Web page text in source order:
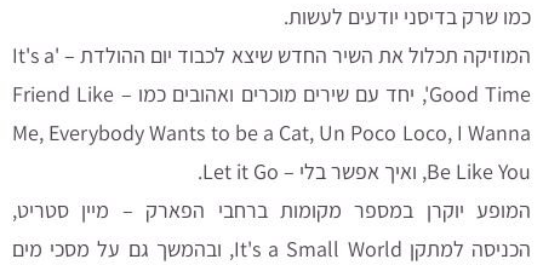
כמו שרק בדיסני יודעים לעשות.
המוזיקה תכלול את השיר החדש שיצא לכבוד יום ההולדת – 'It's a
Good Time', יחד עם שירים מוכרים ואהובים כמו – Friend Like
Me, Everybody Wants to be a Cat, Un Poco Loco, I Wanna
Be Like You, ואיך אפשר בלי – Let it Go.
המופע יוקרן במספר מקומות ברחבי הפארק – מיין סטריט,
הכניסה למתקן It's a Small World, ובהמשך גם על מסכי מים